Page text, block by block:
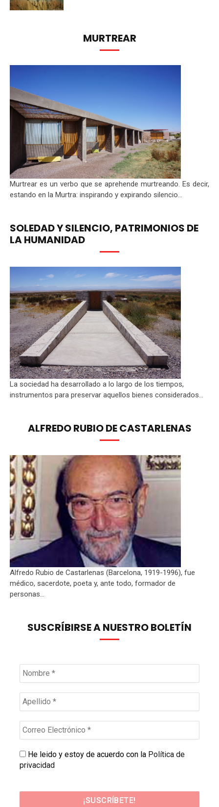
MURTREAR
Murtrear es un verbo que se aprehende murtreando. Es decir,
estando en la Murtra: inspirando y expirando silencio...
SOLEDAD Y SILENCIO, PATRIMONIOS DE
LA HUMANIDAD
La sociedad ha desarrollado a lo largo de los tiempos,
instrumentos para preservar aquellos bienes considerados...
ALFREDO RUBIO DE CASTARLENAS
Alfredo Rubio de Castarlenas (Barcelona, 1919-1996), fue
médico, sacerdote, poeta y, ante todo, formador de
personas...
SUSCRÍBIRSE A NUESTRO BOLETÍN
He leido y estoy de acuerdo con la Política de
privacidad